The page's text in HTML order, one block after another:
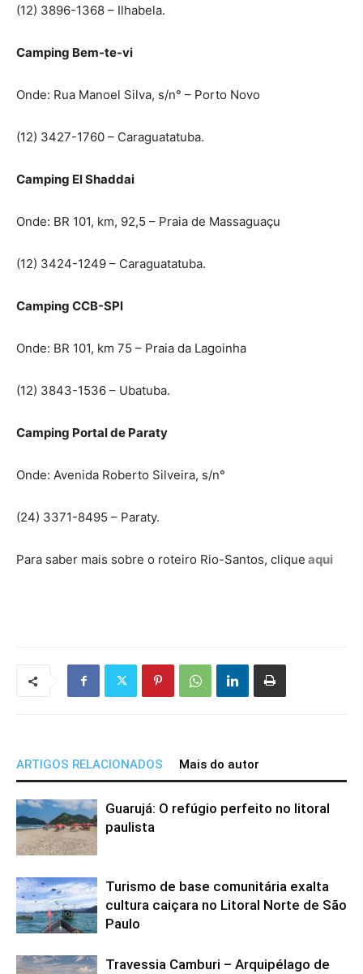
(12) 3896-1368 – Ilhabela.
Camping Bem-te-vi
Onde: Rua Manoel Silva, s/n° – Porto Novo
(12) 3427-1760 – Caraguatatuba.
Camping El Shaddai
Onde: BR 101, km, 92,5 – Praia de Massaguaçu
(12) 3424-1249 – Caraguatatuba.
Camping CCB-SPl
Onde: BR 101, km 75 – Praia da Lagoinha
(12) 3843-1536 – Ubatuba.
Camping Portal de Paraty
Onde: Avenida Roberto Silveira, s/n°
(24) 3371-8495 – Paraty.
Para saber mais sobre o roteiro Rio-Santos, clique aqui
ARTIGOS RELACIONADOS Mais do autor
Guarujá: O refúgio perfeito no litoral
paulista
Turismo de base comunitária exalta
cultura caiçara no Litoral Norte de São
Paulo
Travessia Camburi – Arquipélago de